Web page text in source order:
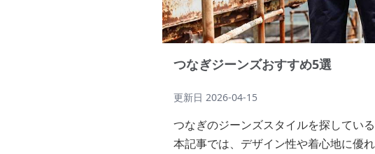
つなぎジーンズおすすめ5選
更新日 2026-04-15
つなぎのジーンズスタイルを探してい
本記事では、デザイン性や着心地に優